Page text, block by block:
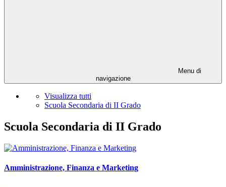
Menu di
navigazione
Visualizza tutti
Scuola Secondaria di II Grado
Scuola Secondaria di II Grado
Amministrazione, Finanza e Marketing